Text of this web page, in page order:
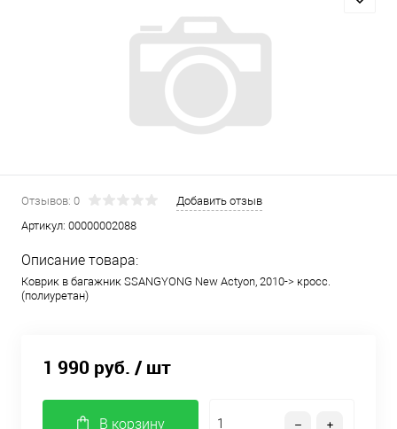
Отзывов: 0
Добавить отзыв
Артикул: 00000002088
Описание товара:
Коврик в багажник SSANGYONG New Actyon, 2010-> кросс.
(полиуретан)
1 990 руб. / шт
В корзину